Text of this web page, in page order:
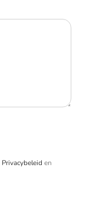
Privacybeleid en